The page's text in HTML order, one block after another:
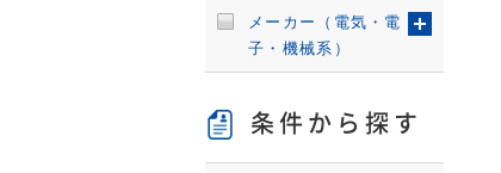
メーカー（電気・電
子・機械系）
条件から探す